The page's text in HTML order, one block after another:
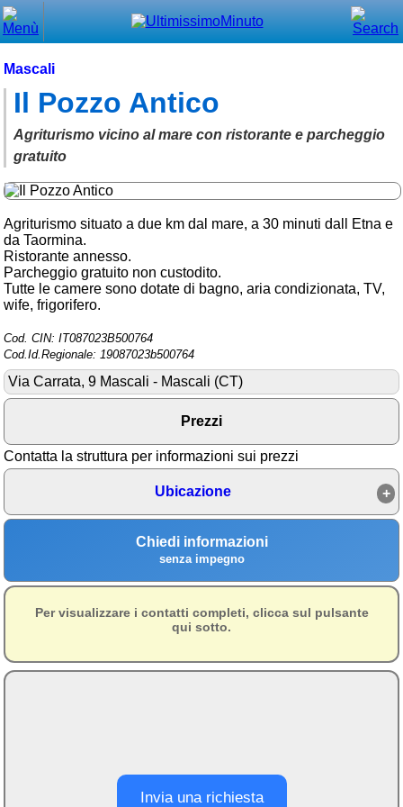
Mascali
Il Pozzo Antico
Agriturismo vicino al mare con ristorante e parcheggio
gratuito
Agriturismo situato a due km dal mare, a 30 minuti dall Etna e
da Taormina.
Ristorante annesso.
Parcheggio gratuito non custodito.
Tutte le camere sono dotate di bagno, aria condizionata, TV,
wife, frigorifero.
Cod. CIN: IT087023B500764
Cod.Id.Regionale: 19087023b500764
Via Carrata, 9 Mascali - Mascali (CT)
Prezzi
Contatta la struttura per informazioni sui prezzi
Ubicazione
Chiedi informazioni
senza impegno
Per visualizzare i contatti completi, clicca sul pulsante
qui sotto.
Invia una richiesta
Menù principale
⌂ Home
🕐 Last Minute
🕐 First Minute
Trova vicino a te
➕ Inserisci annuncio
Ottenere il CIN
Blog
Eventi e cose da vedere
➕ Segnala evento
Chi siamo
Area riservata
Ambienti